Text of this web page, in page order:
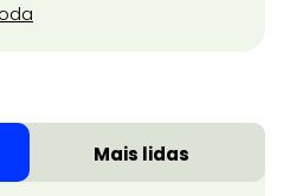
Mais lidas